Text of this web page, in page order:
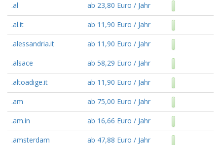
.al ab 23,80 Euro / Jahr
.al.it ab 11,90 Euro / Jahr
.alessandria.it ab 11,90 Euro / Jahr
.alsace ab 58,29 Euro / Jahr
.altoadige.it ab 11,90 Euro / Jahr
.am ab 75,00 Euro / Jahr
.am.in ab 16,66 Euro / Jahr
.amsterdam ab 47,88 Euro / Jahr